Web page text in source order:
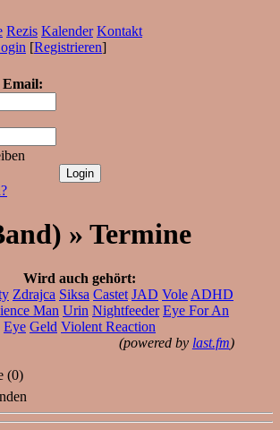
Rezis Kalender Kontakt
[Registrieren]
Email:
» Termine
Wird auch gehört:
Zdrajca Siksa Castet JAD Vole ADHD
Man Urin Nightfeeder Eye For An
Eye Geld Violent Reaction
(powered by last.fm)
(0)